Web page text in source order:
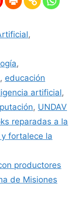
,
,
, educación
artificial,
, UNDAV
reparadas a la
fortalece la
productores
de Misiones